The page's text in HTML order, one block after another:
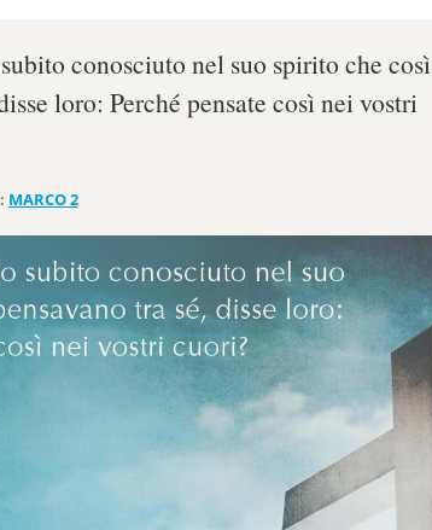
conosciuto nel suo spirito che così
loro: Perché pensate così nei vostri
MARCO 2